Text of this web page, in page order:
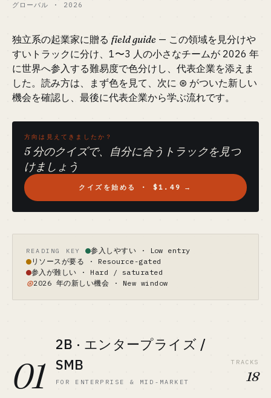
グローバル · 2026
独立系の起業家に贈る field guide — この領域を見分けや
すいトラックに分け、1〜3 人の小さなチームが 2026 年
に世界へ参入する難易度で色分けし、代表企業を添えま
した。読み方は、まず色を見て、次に ⊛ がついた新しい
機会を確認し、最後に代表企業から学ぶ流れです。
方向は見えてきましたか？
5 分のクイズで、自分に合うトラックを見つ
けましょう
クイズを始める · $1.49 →
READING KEY
参入しやすい · Low entry
リソースが要る · Resource-gated
参入が難しい · Hard / saturated
⊛2026 年の新しい機会 · New window
01
2B · エンタープライズ /
SMB
FOR ENTERPRISE & MID-MARKET
TRACKS
18